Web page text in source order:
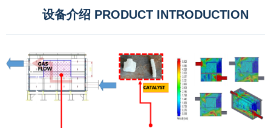
设备介绍 PRODUCT INTRODUCTION